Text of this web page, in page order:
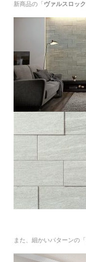
新商品の「 ヴァルスロック
また、細かいパターンの「